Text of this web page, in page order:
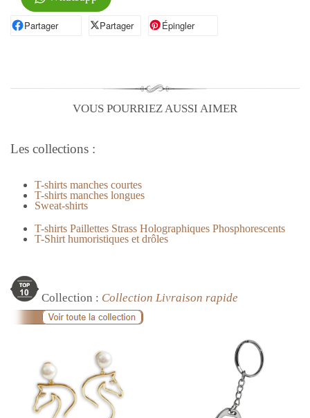
PartagerPartager sur Facebook
Partager
Partager sur XÉpinglerÉpingler sur Pinterest
VOUS POURRIEZ AUSSI AIMER
Les collections :
T-shirts manches courtes
T-shirts manches longues
Sweat-shirts
T-shirts Paillettes Strass Holographiques Phosphorescents
T-Shirt humoristiques et drôles
Collection : Collection Livraison rapide